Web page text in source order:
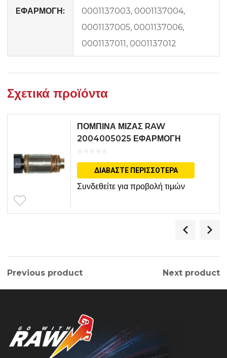
EΦΑΡΜΟΓΗ:
0001137003, 0001137004,
0001137005, 0001137006,
0001137011, 0001137012
Σχετικά προϊόντα
ΠΟΜΠΙΝΑ ΜΙΖΑΣ RAW
2004005025 ΕΦΑΡΜΟΓΗ
ΔΙΑΒΆΣΤΕ ΠΕΡΙΣΣΌΤΕΡΑ
Συνδεθείτε για προβολή τιμών
Previous product Next product